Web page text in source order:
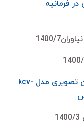
در فرمانیه
7